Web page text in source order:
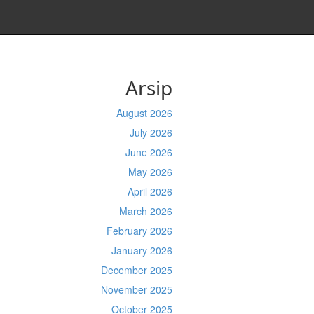
Arsip
August 2026
July 2026
June 2026
May 2026
April 2026
March 2026
February 2026
January 2026
December 2025
November 2025
October 2025